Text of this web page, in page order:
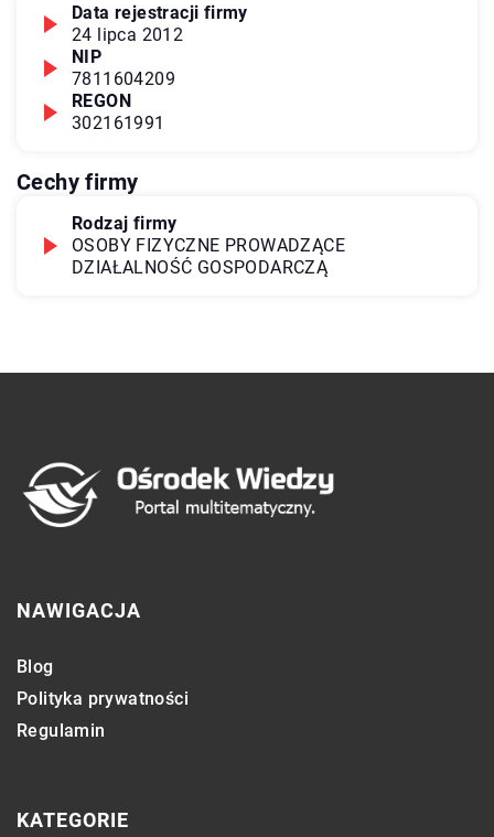
Data rejestracji firmy
24 lipca 2012
NIP
7811604209
REGON
302161991
Cechy firmy
Rodzaj firmy
OSOBY FIZYCZNE PROWADZĄCE
DZIAŁALNOŚĆ GOSPODARCZĄ
NAWIGACJA
Blog
Polityka prywatności
Regulamin
KATEGORIE